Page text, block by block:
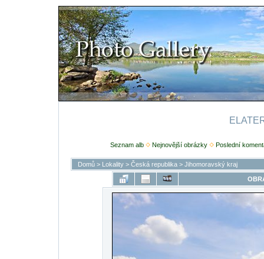
Seznam alb Nejnovější obrázky Poslední
Domů> Lokality> Česká republika> Jihomoravský kraj